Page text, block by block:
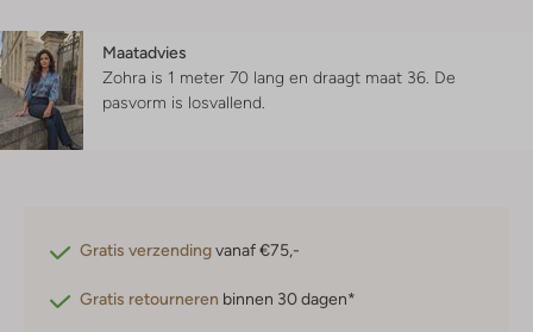
Maatadvies
Zohra is 1 meter 70 lang en draagt maat 36. De
pasvorm is losvallend
Gratis verzendingvanaf €75,-
Gratis retourneren binnen 30 dagen*